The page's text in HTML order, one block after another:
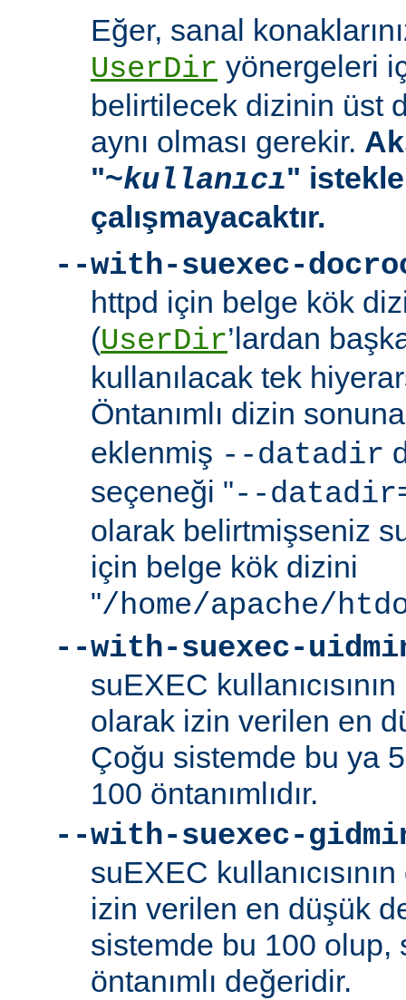
Eğer, sanal
UserDir yönergeleri
belirtilecek dizinin üst
aynı olması gerekir.
"~kullanıcı"
çalışmayacaktır.
--with-suexec-
httpd için belge kök
(UserDir’lardan
kullanılacak tek
Öntanımlı dizin
eklenmiş --datadir
seçeneği "--
olarak belirtmişseniz
için belge kök dizini
"/home/apache/
--with-suexec-
suEXEC
olarak izin verilen en
Çoğu sistemde bu ya
100 öntanımlıdır.
--with-suexec-
suEXEC
izin verilen en düşük
sistemde bu 100 olup,
öntanımlı değeridir.